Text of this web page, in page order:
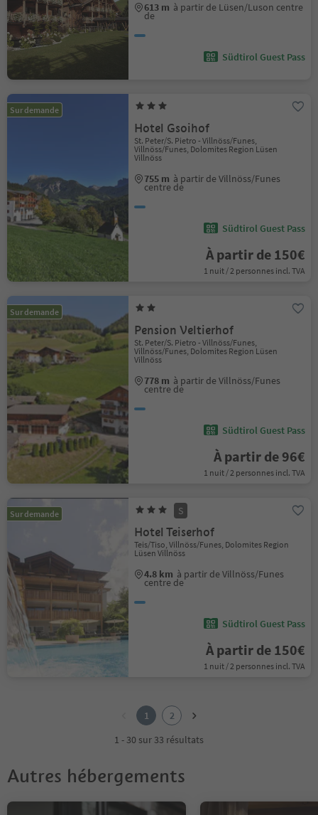
613 m à partir de Lüsen/Luson centre
de
Südtirol Guest Pass
Sur demande
Hotel Gsoihof
St. Peter/S. Pietro - Villnöss/Funes,
Villnöss/Funes, Dolomites Region Lüsen
Villnöss
755 m à partir de Villnöss/Funes
centre de
Südtirol Guest Pass
À partir de 150€
1 nuit / 2 personnes incl. TVA
Sur demande
Pension Veltierhof
St. Peter/S. Pietro - Villnöss/Funes,
Villnöss/Funes, Dolomites Region Lüsen
Villnöss
778 m à partir de Villnöss/Funes
centre de
Südtirol Guest Pass
À partir de 96€
1 nuit / 2 personnes incl. TVA
Sur demande S
Hotel Teiserhof
Teis/Tiso, Villnöss/Funes, Dolomites Region
Lüsen Villnöss
4.8 km à partir de Villnöss/Funes
centre de
Südtirol Guest Pass
À partir de 150€
1 nuit / 2 personnes incl. TVA
1
2
1 - 30 sur 33 résultats
Autres hébergements